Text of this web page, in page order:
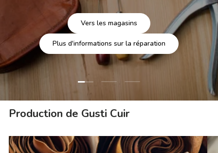
Vers les magasins
Plus d'informations sur la réparation
Charger la diapositive 1 de 3
Charger la diapositive 2 de 3
Charger la diapositive 3
Production de Gusti Cuir